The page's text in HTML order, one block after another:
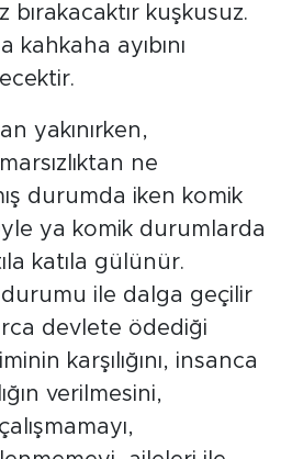
kuşkusuz.
kahkaha ayıbını
yakınırken,
ne
durumda iken komik
ya komik durumlarda
katıla gülünür.
durumu ile dalga geçilir
devlete ödediği
karşılığını, insanca
verilmesini,